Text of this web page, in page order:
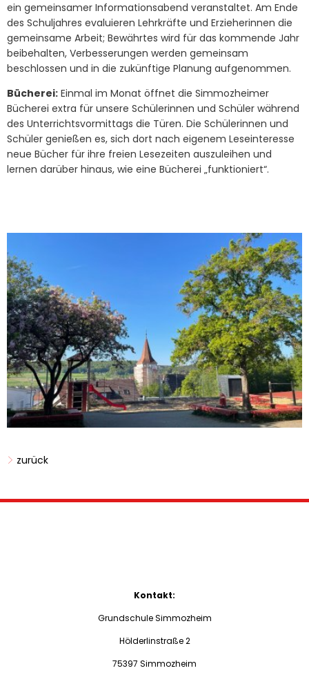
ein gemeinsamer Informationsabend veranstaltet. Am Ende
des Schuljahres evaluieren Lehrkräfte und Erzieherinnen die
gemeinsame Arbeit; Bewährtes wird für das kommende Jahr
beibehalten, Verbesserungen werden gemeinsam
beschlossen und in die zukünftige Planung aufgenommen.
Bücherei: Einmal im Monat öffnet die Simmozheimer
Bücherei extra für unsere Schülerinnen und Schüler während
des Unterrichtsvormittags die Türen. Die Schülerinnen und
Schüler genießen es, sich dort nach eigenem Leseinteresse
neue Bücher für ihre freien Lesezeiten auszuleihen und
lernen darüber hinaus, wie eine Bücherei „funktioniert“.
zurück
Kontakt:
Grundschule Simmozheim
Hölderlinstraße 2
75397 Simmozheim